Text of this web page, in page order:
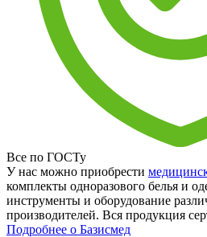
Все по ГОСТу
У нас можно приобрести
комплекты одноразового белья и
инструменты и оборудование
производителей. Вся продукция
Подробнее о Базисмед